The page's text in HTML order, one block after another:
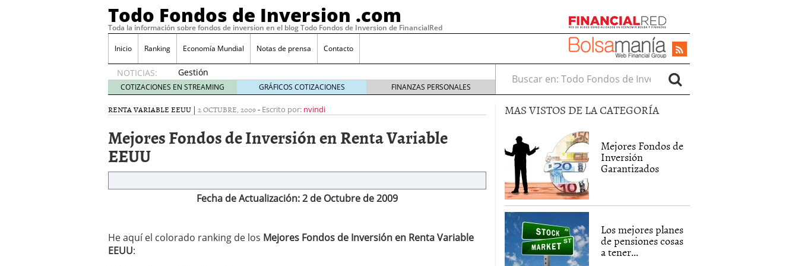
Todo Fondos de Inversion .com
Toda la información sobre fondos de inversion en el blog Todo Fondos de Inversion de FinancialRed
Inicio Ranking Economía Mundial Notas de prensa Contacto
NOTICIAS:
Gestión
pasiva
contra
gestión
España:
el
debate
febrero
quería entrar febrero 23, 2026
COTIZACIONES EN STREAMING GRÁFICOS COTIZACIONES FINANZAS PERSONALES
Buscar en:
RENTA VARIABLE EEUU | 2 OCTUBRE, 2009- Escrito por: nvindi
Mejores Fondos de Inversión en Renta Variable
EEUU
Fecha de Actualización: 2 de Octubre de 2009
He aquí el colorado ranking de los Mejores Fondos de Inversión en Renta Variable
EEUU:
MAS VISTOS DE LA CATEGORÍA
Mejores Fondos de
Inversión
Garantizados
Los mejores planes
de pensiones cosas
a tener...